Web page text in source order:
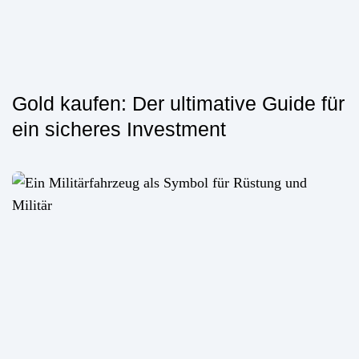
Gold kaufen: Der ultimative Guide für
ein sicheres Investment